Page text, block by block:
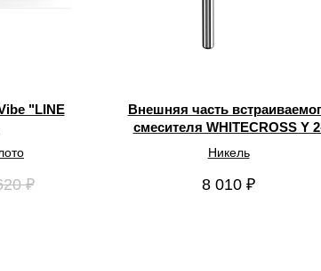
"LINE
₽
Внешняя часть
смесителя WHITECROSS Y
Y1241NIB
Никель
8 010 ₽